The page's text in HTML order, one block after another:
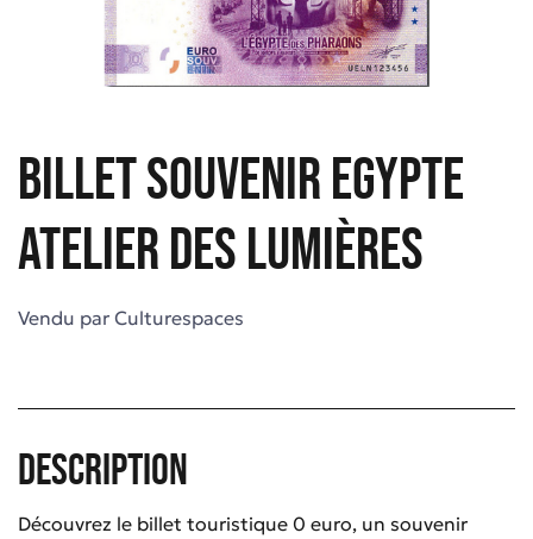
Billet souvenir Egypte
Atelier des Lumières
Vendu par Culturespaces
Description
Découvrez le billet touristique 0 euro, un souvenir